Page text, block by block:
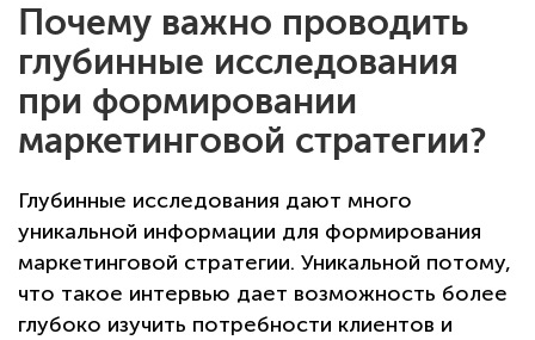
Почему важно проводить
глубинные исследования
при формировании
маркетинговой стратегии?
Глубинные исследования дают много
уникальной информации для формирования
маркетинговой стратегии. Уникальной потому,
что такое интервью дает возможность более
глубоко изучить потребности клиентов и